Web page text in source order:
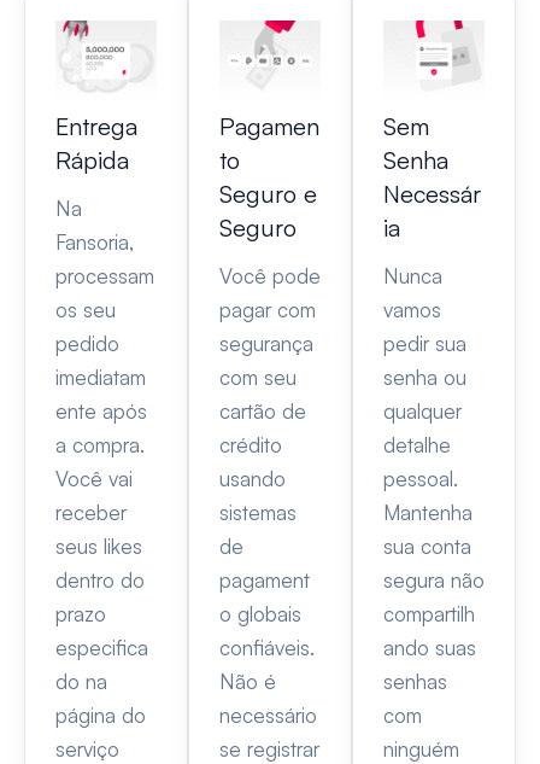
Entrega
Rápida
Na
Fansoria,
processam
os seu
pedido
imediatam
ente após
a compra.
Você vai
receber
seus likes
dentro do
prazo
especifica
do na
página do
serviço
Pagamen
to
Seguro e
Seguro
Você pode
pagar com
segurança
com seu
cartão de
crédito
usando
sistemas
de
pagament
o globais
confiáveis.
Não é
necessário
se registrar
Sem
Senha
Necessár
ia
Nunca
vamos
pedir sua
senha ou
qualquer
detalhe
pessoal.
Mantenha
sua conta
segura não
compartilh
ando suas
senhas
com
ninguém